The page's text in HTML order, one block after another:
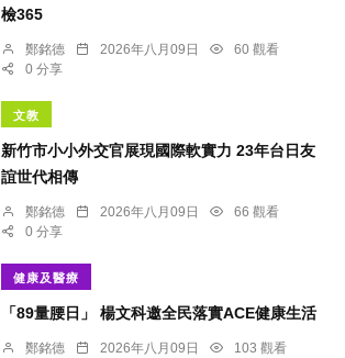
檢365
鄭銘德 2026年八月09日
60 觀看
0 分享
文教
新竹市小小外交官展現國際軟實力 23年台日友
誼世代相傳
鄭銘德 2026年八月09日
66 觀看
0 分享
健康及醫療
「89量腰日」 楊文科邀全民落實ACE健康生活
鄭銘德 2026年八月09日
103 觀看